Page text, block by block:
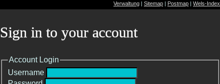
Verwaltung Sitemap Postmap Wels-Index
Sign in to your account
Account Login
Username